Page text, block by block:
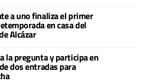
a uno finaliza el primer
en casa del
Alcázar
la pregunta y participa en
dos entradas para